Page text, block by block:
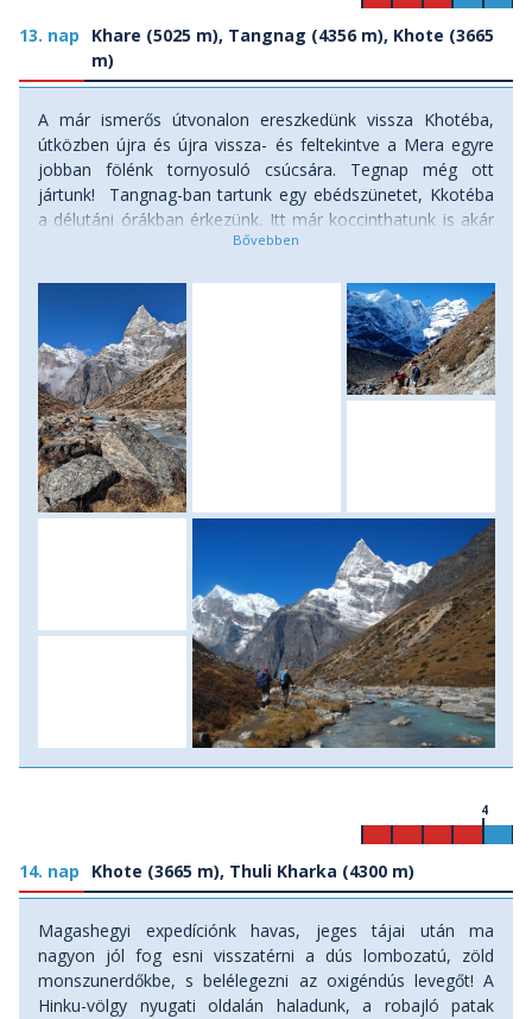
13. nap
Khare (5025 m), Tangnag (4356 m), Khote (3665
m)
A már ismerős útvonalon ereszkedünk vissza Khotéba,
útközben újra és újra vissza- és feltekintve a Mera egyre
jobban fölénk tornyosuló csúcsára. Tegnap még ott
jártunk! Tangnag-ban tartunk egy ebédszünetet, Kkotéba
a délutáni órákban érkezünk. Itt már koccinthatunk is akár
a mászásunk sikerére! Szállás: menedékház. (menetidő: 6
14. nap Khote (3665 m), Thuli Kharka (4300 m)
4
Magashegyi expedíciónk havas, jeges tájai után ma
nagyon jól fog esni visszatérni a dús lombozatú, zöld
monszunerdőkbe, s belélegezni az oxigéndús levegőt! A
Hinku-völgy nyugati oldalán haladunk, a robajló patak